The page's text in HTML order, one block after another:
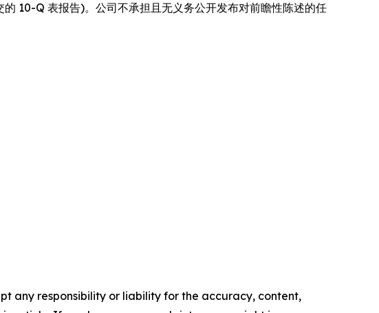
10-Q 表报告)。公司不承担且无义务公开发布对前瞻性陈述的任
any responsibility or liability for the accuracy, content,